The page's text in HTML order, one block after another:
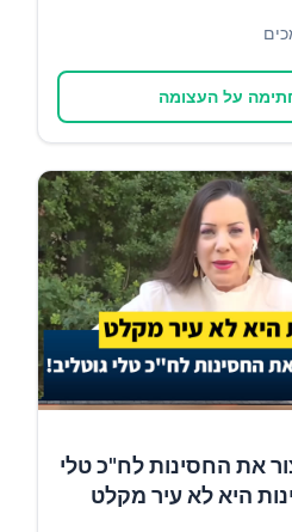
על העצומה
את החסינות לח"כ טלי
היא לא עיר מקלט